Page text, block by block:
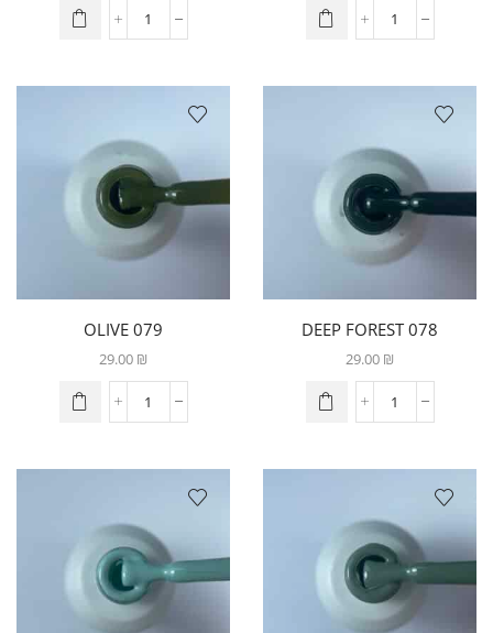
078 DEEP FOREST
29.00 ₪
079 OLIVE
29.00 ₪